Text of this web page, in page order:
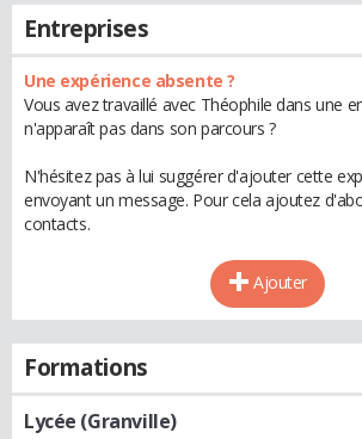
Entreprises
Une expérience absente ?
Vous avez travaillé avec Théophile dans une
n'apparaît pas dans son parcours ?
N'hésitez pas à lui suggérer d'ajouter cette
envoyant un message. Pour cela ajoutez
contacts.
Ajouter
Formations
Lycée (Granville)